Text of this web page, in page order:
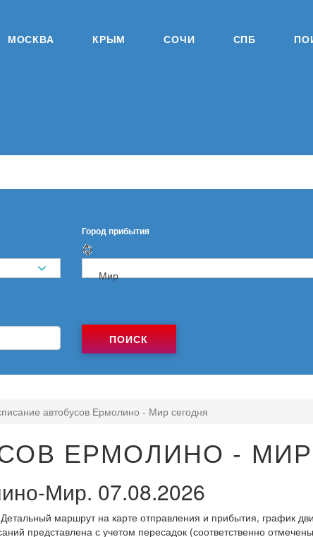
МОСКВА КРЫМ СОЧИ СПБ
Город прибытия
Мир
ПОИСК
автобусов Ермолино - Мир сегодня
ЕРМОЛИНО -
Мир. 07.08.2026
маршрут на карте отправления и прибытия, график
представлена с учетом пересадок (соответственно